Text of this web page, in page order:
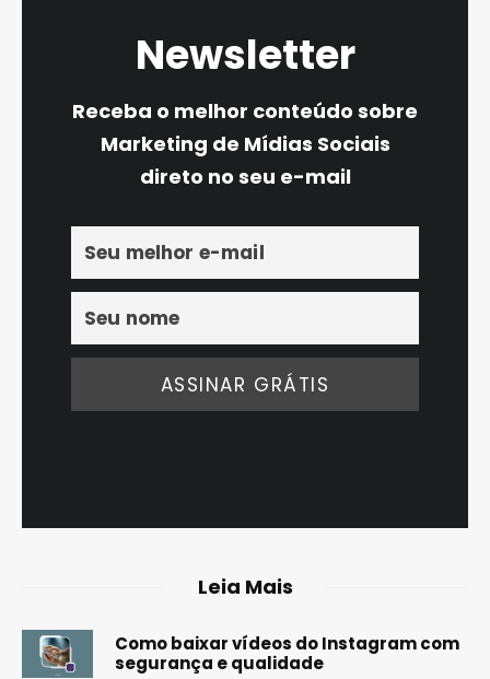
Newsletter
Receba o melhor conteúdo sobre
Marketing de Mídias Sociais
direto no seu e-mail
Leia Mais
Como baixar vídeos do Instagram com
segurança e qualidade